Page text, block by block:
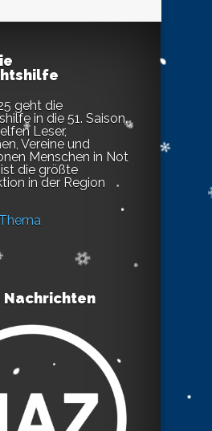
geht die
in die 51. Saison.
Leser,
Vereine und
Menschen in Not
die größte
in der Region